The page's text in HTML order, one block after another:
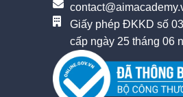
Giấy phép ĐKKD số
cấp ngày 25 tháng 06